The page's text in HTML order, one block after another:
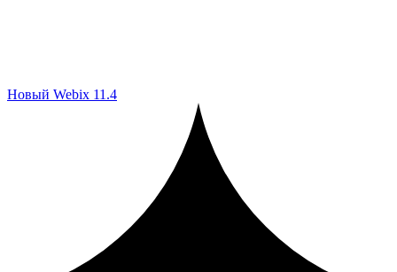
Новый Webix 11.4